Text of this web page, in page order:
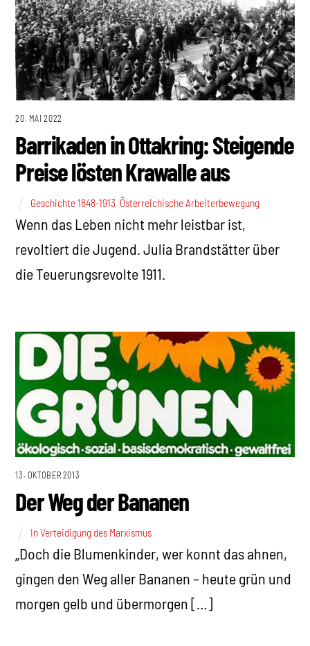
20. MAI 2022
Barrikaden in Ottakring: Steigende
Preise lösten Krawalle aus
Geschichte 1848-1913 Österreichische Arbeiterbewegung
Wenn das Leben nicht mehr leistbar ist,
revoltiert die Jugend. Julia Brandstätter über
die Teuerungsrevolte 1911.
13. OKTOBER 2013
Der Weg der Bananen
In Verteidigung des Marxismus
„Doch die Blumenkinder, wer konnt das ahnen,
gingen den Weg aller Bananen – heute grün und
morgen gelb und übermorgen […]